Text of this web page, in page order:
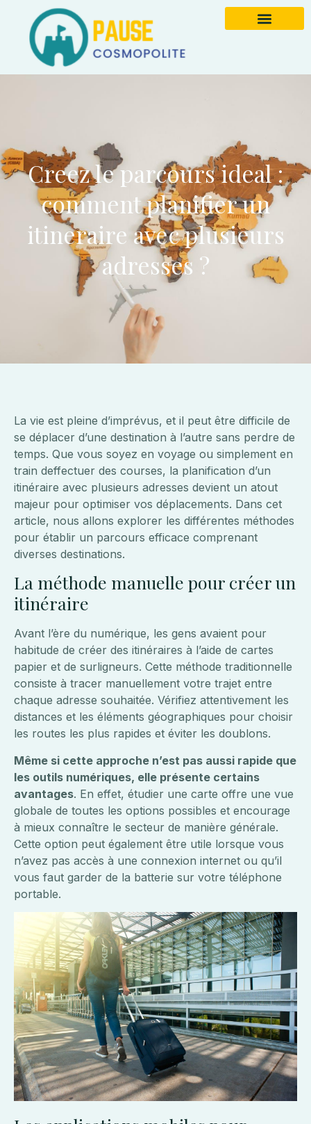
Creez le parcours ideal :
comment planifier un
itineraire avec plusieurs
adresses ?
La vie est pleine d’imprévus, et il peut être difficile de
se déplacer d’une destination à l’autre sans perdre de
temps. Que vous soyez en voyage ou simplement en
train deffectuer des courses, la planification d’un
itinéraire avec plusieurs adresses devient un atout
majeur pour optimiser vos déplacements. Dans cet
article, nous allons explorer les différentes méthodes
pour établir un parcours efficace comprenant
diverses destinations.
La méthode manuelle pour créer un
itinéraire
Avant l’ère du numérique, les gens avaient pour
habitude de créer des itinéraires à l’aide de cartes
papier et de surligneurs. Cette méthode traditionnelle
consiste à tracer manuellement votre trajet entre
chaque adresse souhaitée. Vérifiez attentivement les
distances et les éléments géographiques pour choisir
les routes les plus rapides et éviter les doublons.
Même si cette approche n’est pas aussi rapide que
les outils numériques, elle présente certains
avantages. En effet, étudier une carte offre une vue
globale de toutes les options possibles et encourage
à mieux connaître le secteur de manière générale.
Cette option peut également être utile lorsque vous
n’avez pas accès à une connexion internet ou qu’il
vous faut garder de la batterie sur votre téléphone
portable.